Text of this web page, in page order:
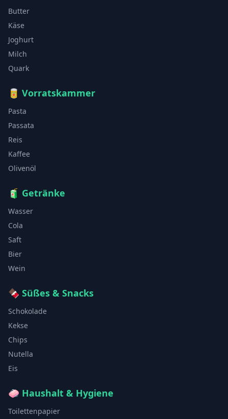
Butter
Käse
Joghurt
Milch
Quark
🥫 Vorratskammer
Pasta
Passata
Reis
Kaffee
Olivenöl
🧃 Getränke
Wasser
Cola
Saft
Bier
Wein
🍫 Süßes & Snacks
Schokolade
Kekse
Chips
Nutella
Eis
🧼 Haushalt & Hygiene
Toilettenpapier